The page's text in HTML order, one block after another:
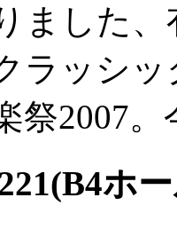
ました
ラッシ
祭2007
ホ